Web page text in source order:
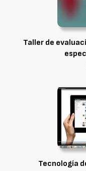
Taller de
Tecnología